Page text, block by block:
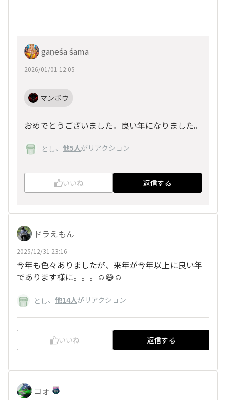
gaṇeśa śama
2026/01/01 12:05
マンボウ
おめでとうございました。良い年になりました。
とし、 他5人がリアクション
いいね 返信する
ドラえもん
2025/12/31 23:16
今年も色々ありましたが、来年が今年以上に良い年
であります様に。。。☺️😄☺️
とし、 他14人がリアクション
いいね 返信する
コォ